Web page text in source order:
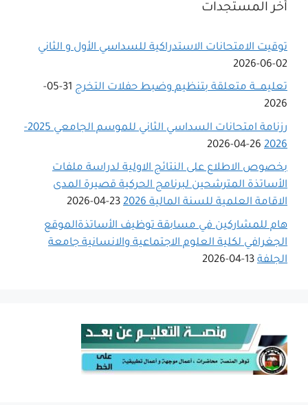
أخر المستجدات
توقيت الامتحانات الاستدراكية للسداسي اﻷول و الثاني
02-06-2026
تعليمـــة متعلقة بتنظيم وضبط حفلات التخرج
31-05-
2026
رزنامة امتحانات السداسي الثاني للموسم الجامعي 2025-
2026
26-04-2026
بخصوص الاطلاع على النتائج الاولية لدراسة ملفات
الأساتذة المترشحين لبرنامج الحركية قصيرة المدى
الاقامة العلمية للسنة المالية 2026
23-04-2026
هام للمشاركين في مسابقة توظيف الأساتذةالموقع
الجغرافي لكلية العلوم الاجتماعية والانسانية جامعة
الجلفة 13-04-2026